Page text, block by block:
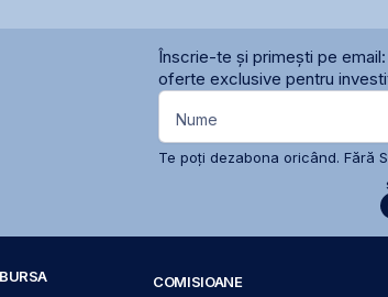
Înscrie-te și primești pe
oferte exclusive pentru
Nume
Te poți dezabona oricând. Fără
COMISIOANE